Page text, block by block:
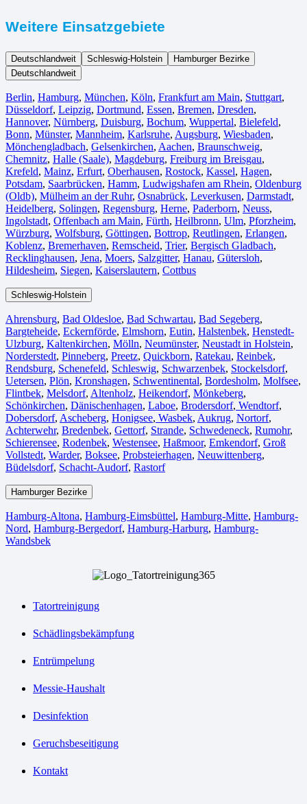
Weitere Einsatzgebiete
Deutschlandweit Schleswig-Holstein
Hamburger Bezirke
Deutschlandweit
Berlin⁠, Hamburg, München, Köln⁠, Frankfurt am Main, Stuttgart,
Düsseldorf, Leipzig, Dortmund, Essen, Bremen, Dresden,
Hannover, Nürnberg, Duisburg⁠, Bochum, Wuppertal⁠, Bielefeld⁠,
Bonn⁠, Münster⁠, Mannheim, Karlsruhe, Augsburg, Wiesbaden⁠,
Mönchengladbach⁠, Gelsenkirchen⁠, Aachen⁠, Braunschweig,
Chemnitz⁠, Halle (Saale)⁠, Magdeburg, Freiburg im Breisgau⁠,
Krefeld⁠, Mainz⁠, Erfurt, Oberhausen⁠, Rostock⁠, Kassel⁠, Hagen,
Potsdam, Saarbrücken⁠, Hamm, Ludwigshafen am Rhein⁠, Oldenburg
(Oldb), Mülheim an der Ruhr, Osnabrück⁠, Leverkusen, Darmstadt⁠,
Heidelberg, Solingen, Regensburg, Herne⁠, Paderborn, Neuss,
Ingolstadt, Offenbach am Main, Fürth⁠, Heilbronn, Ulm⁠, Pforzheim,
Würzburg, Wolfsburg⁠, Göttingen, Bottrop, Reutlingen, Erlangen⁠,
Koblenz, Bremerhaven⁠, Remscheid, Trier⁠, Bergisch Gladbach,
Recklinghausen, Jena⁠, Moers⁠, Salzgitter⁠, Hanau, Gütersloh,
Hildesheim⁠, Siegen⁠, Kaiserslautern⁠, Cottbus⁠
Schleswig-Holstein
Ahrensburg, Bad Oldesloe, Bad Schwartau, Bad Segeberg,
Bargteheide, Eckernförde, Elmshorn, Eutin, Halstenbek, Henstedt-
Ulzburg, Kaltenkirchen, Mölln, Neumünster, Neustadt in Holstein,
Norderstedt, Pinneberg, Preetz, Quickborn, Ratekau, Reinbek,
Rendsburg, Schenefeld, Schleswig, Schwarzenbek, Stockelsdorf,
Uetersen, Plön, Kronshagen, Schwentinental, Bordesholm, Molfsee,
Flintbek, Melsdorf, Altenholz, Heikendorf, Mönkeberg,
Schönkirchen, Dänischenhagen, Laboe, Brodersdorf, Wendtorf,
Dobersdorf, Ascheberg, Honigsee, Wasbek, Aukrug, Nortorf,
Achterwehr, Bredenbek, Gettorf, Strande, Schwedeneck, Rumohr,
Schierensee, Rodenbek, Westensee, Haßmoor, Emkendorf, Groß
Vollstedt, Warder, Boksee, Probsteierhagen, Neuwittenberg,
Büdelsdorf, Schacht-Audorf, Rastorf
Hamburger Bezirke
Hamburg-Altona, Hamburg-Eimsbüttel, Hamburg-Mitte, Hamburg-
Nord, Hamburg-Bergedorf, Hamburg-Harburg, Hamburg-
Wandsbek
Tatortreinigung
Schädlingsbekämpfung
Entrümpelung
Messie-Haushalt
Desinfektion
Geruchsbeseitigung
Kontakt